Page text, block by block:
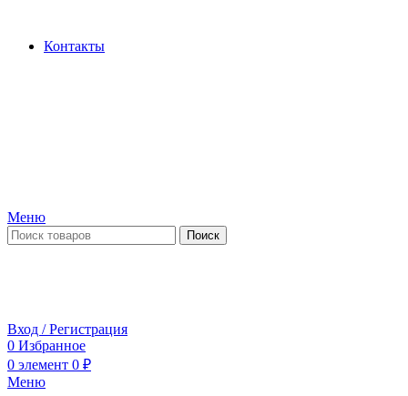
Контакты
Меню
Поиск
Вход / Регистрация
0 Избранное
0 элемент 0 ₽
Меню